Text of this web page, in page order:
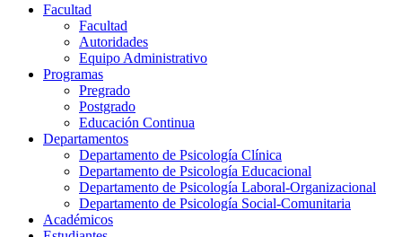
Facultad
Facultad
Autoridades
Equipo Administrativo
Programas
Pregrado
Postgrado
Educación Continua
Departamentos
Departamento de Psicología Clínica
Departamento de Psicología Educacional
Departamento de Psicología Laboral-Organizacional
Departamento de Psicología Social-Comunitaria
Académicos